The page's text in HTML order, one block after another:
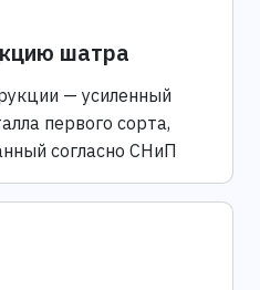
шатра
— усиленный
первого сорта,
согласно СНиП